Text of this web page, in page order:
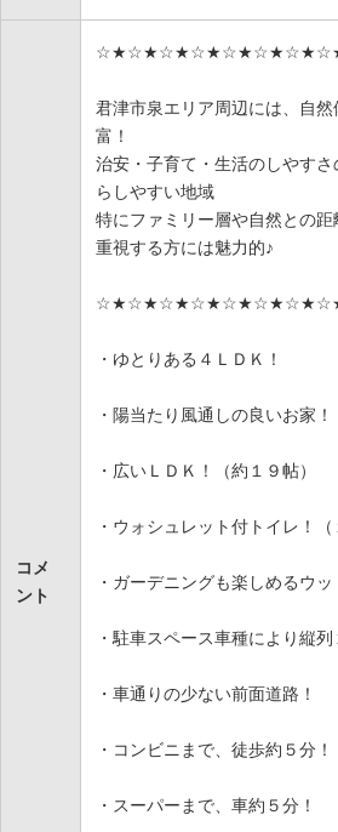
コメ
ント
君津市泉エリア周辺には、自
富！
治安・子育て・生活のしやす
らしやすい地域
特にファミリー層や自然との
重視する方には魅力的♪
・ゆとりある４ＬＤＫ！
・陽当たり風通しの良いお家！
・広いＬＤＫ！（約１９帖）
・ウォシュレット付トイレ！（
・ガーデニングも楽しめるウ
・駐車スペース車種により縦列
・車通りの少ない前面道路！
・コンビニまで、徒歩約５分！
・スーパーまで、車約５分！